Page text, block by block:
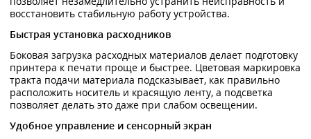
восстановить стабильную работу устройства.
Быстрая установка расходников
Боковая загрузка расходных материалов делает подготовку
принтера к печати проще и быстрее. Цветовая маркировка
тракта подачи материала подсказывает, как правильно
расположить носитель и красящую ленту, а подсветка
позволяет делать это даже при слабом освещении.
Удобное управление и сенсорный экран